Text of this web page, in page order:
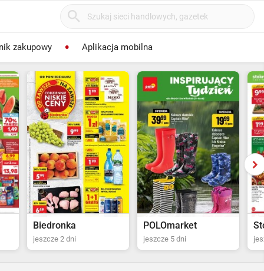
zakupowy Aplikacja mobilna
POLOmarket
jeszcze 5 dni jeszcze 6 dni